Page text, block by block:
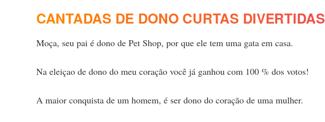
CANTADAS DE DONO CURTAS DIVERTIDAS
Moça, seu pai é dono de Pet Shop, por que ele tem uma gata em casa.
Na eleiçao de dono do meu coração você já ganhou com 100 % dos votos!
A maior conquista de um homem, é ser dono do coração de uma mulher.